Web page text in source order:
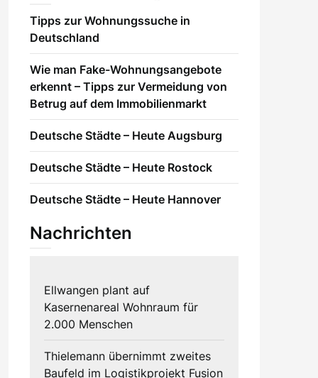
Tipps zur Wohnungssuche in
Deutschland
Wie man Fake-Wohnungsangebote
erkennt – Tipps zur Vermeidung von
Betrug auf dem Immobilienmarkt
Deutsche Städte – Heute Augsburg
Deutsche Städte – Heute Rostock
Deutsche Städte – Heute Hannover
Nachrichten
Ellwangen plant auf
Kasernenareal Wohnraum für
2.000 Menschen
Thielemann übernimmt zweites
Baufeld im Logistikprojekt Fusion